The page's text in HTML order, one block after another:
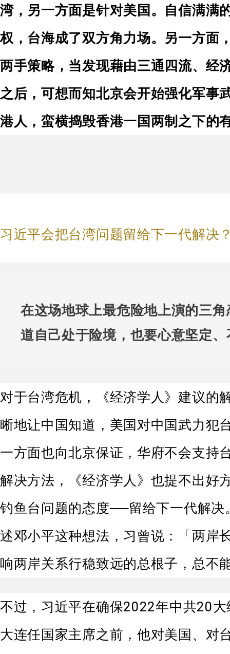
湾，另一方面是针对美国。自信满满
权，台海成了双方角力场。另一方面
两手策略，当发现藉由三通四流、经
之后，可想而知北京会开始强化军事
港人，蛮横捣毁香港一国两制之下的
习近平会把台湾问题留给下一代解决
在这场地球上最危险地上演的三
道自己处于险境，也要心意坚定
对于台湾危机，《经济学人》建议的
晰地让中国知道，美国对中国武力犯
一方面也向北京保证，华府不会支持
解决方法，《经济学人》也提不出好
钓鱼台问题的态度──留给下一代解
述邓小平这种想法，习曾说：「两岸
响两岸关系行稳致远的总根子，总不
不过，习近平在确保2022年中共20
大连任国家主席之前，他对美国、对